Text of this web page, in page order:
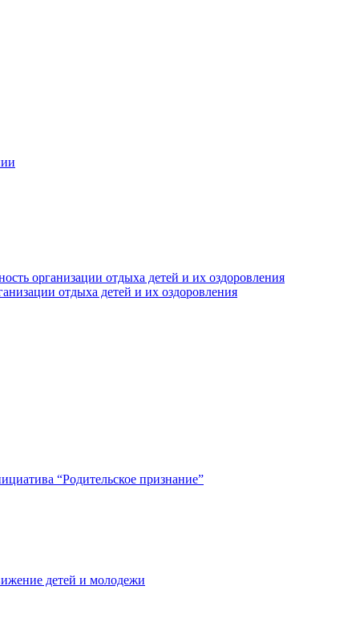
организации отдыха детей и их оздоровления
отдыха детей и их оздоровления
“Родительское признание”
детей и молодежи